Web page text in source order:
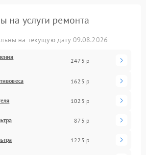
на услуги ремонта
на текущую дату 09.08.2026
2475 р
1625 р
1025 р
875 р
1225 р